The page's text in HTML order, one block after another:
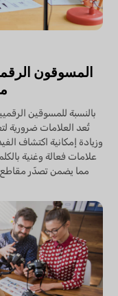
المسوقون
بالنسبة للمسوقين
علامات فعالة وغنية
مما يضمن تصدّر مقاطع